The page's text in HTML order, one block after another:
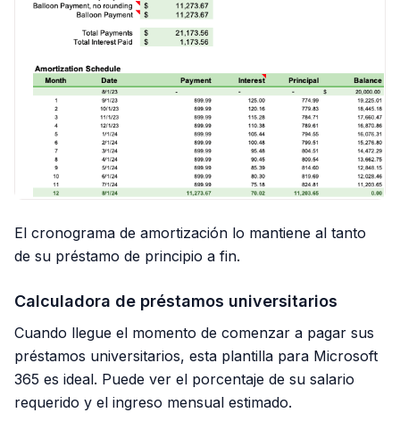
El cronograma de amortización lo mantiene al tanto
de su préstamo de principio a fin.
Calculadora de préstamos universitarios
Cuando llegue el momento de comenzar a pagar sus
préstamos universitarios, esta plantilla para Microsoft
365 es ideal. Puede ver el porcentaje de su salario
requerido y el ingreso mensual estimado.